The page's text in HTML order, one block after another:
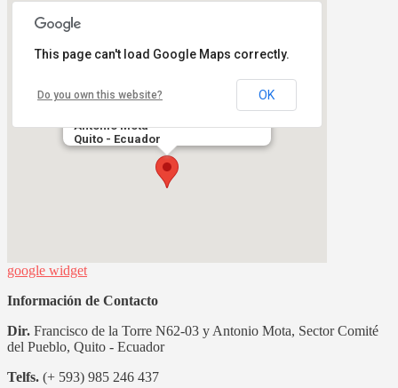
Sector Comité del Pueblo,
Francisco de la Torre N62-03 y
Antonio Mota
Quito - Ecuador
This page can't load Google Maps correctly.
Do you own this website? OK
google widget
Información de Contacto
Dir. Francisco de la Torre N62-03 y Antonio Mota, Sector Comité
del Pueblo, Quito - Ecuador
Telfs. (+ 593) 985 246 437